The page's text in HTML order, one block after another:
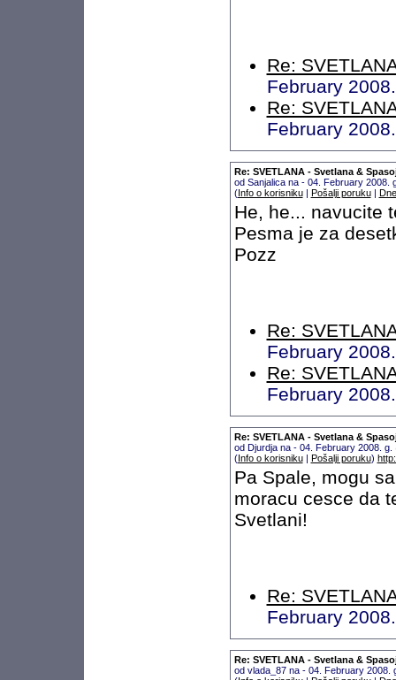
Re:
February
Re:
February
Re: SVETLANA - Svetlana &
od Sanjalica na - 04. February 2008.
(Info o korisniku| Pošalji poruku|
He, he... navucite
Pesma je za
Pozz
Re:
February
Re:
February
Re: SVETLANA - Svetlana &
od Djurdja na - 04. February 2008. g.
(Info o korisniku| Pošalji poruku)
Pa Spale, mogu
moracu cesce da
Svetlani!
Re:
February
Re: SVETLANA - Svetlana &
od vlada_87 na - 04. February 2008.